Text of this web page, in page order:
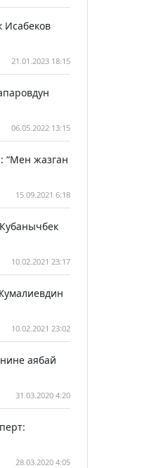
Исабеков
21.01.2023 18:15
06.05.2022 13:15
“Мен жазган
15.09.2021 6:18
10.02.2021 23:17
10.02.2021 23:02
аябай
31.03.2020 4:20
28.03.2020 4:05